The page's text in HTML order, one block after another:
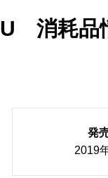
消耗品
発
2019